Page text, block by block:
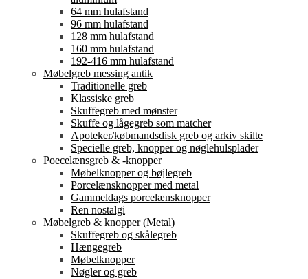
64 mm hulafstand
96 mm hulafstand
128 mm hulafstand
160 mm hulafstand
192-416 mm hulafstand
Møbelgreb messing antik
Traditionelle greb
Klassiske greb
Skuffegreb med mønster
Skuffe og lågegreb som matcher
Apoteker/købmandsdisk greb og arkiv skilte
Specielle greb, knopper og nøglehulsplader
Poecelænsgreb & -knopper
Møbelknopper og bøjlegreb
Porcelænsknopper med metal
Gammeldags porcelænsknopper
Ren nostalgi
Møbelgreb & knopper (Metal)
Skuffegreb og skålegreb
Hængegreb
Møbelknopper
Nøgler og greb